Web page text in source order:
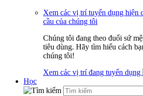
Xem các vị trí tuyển dụng hiện
cầu của chúng tôi
Chúng tôi đang theo đuổi sứ
tiêu dùng. Hãy tìm hiểu cách
chúng tôi!
Xem các vị trí đang tuyển dụng
Học